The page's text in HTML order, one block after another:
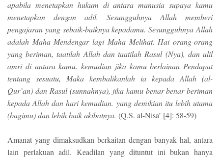
apabila menetapkan hukum di antara manusia supaya kamu
menetapkan dengan adil. Sesungguhnya Allah memberi
pengajaran yang sebaik-baiknya kepadamu. Sesungguhnya Allah
adalah Maha Mendengar lagi Maha Melihat. Hai orang-orang
yang beriman, taatilah Allah dan taatilah Rasul (Nya), dan ulil
amri di antara kamu. kemudian jika kamu berlainan Pendapat
tentang sesuatu, Maka kembalikanlah ia kepada Allah (al-
Qur’an) dan Rasul (sunnahnya), jika kamu benar-benar beriman
kepada Allah dan hari kemudian. yang demikian itu lebih utama
(bagimu) dan lebih baik akibatnya. (Q.S. al-Nisa’ [4]: 58-59)
Amanat yang dimaksudkan berkaitan dengan banyak hal, antara
lain perlakuan adil. Keadilan yang dituntut ini bukan hanya